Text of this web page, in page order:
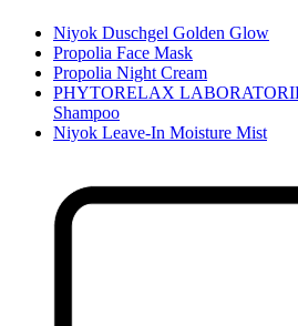
Niyok Duschgel Golden Glow
Propolia Face Mask
Propolia Night Cream
PHYTORELAX
Shampoo
Niyok Leave-In Moisture Mist